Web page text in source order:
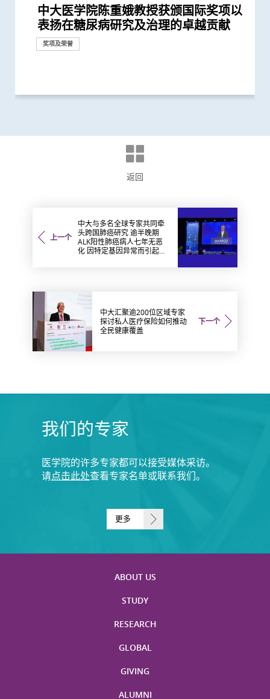
中大医学院陈重娥教授获颁国际奖项以
表扬在糖尿病研究及治理的卓越贡献
奖项及荣誉
与牛津大学十年研究合作 中大开发首
个华人糖尿预后预测模型
研究
中大医学院揭示可发酵碳水化合物饮食
介入治疗 可加强二甲双胍 metformin
预防2型糖尿病疗效
中大研究发现2型糖尿病对香港生产力
及经济造成重大损失 年轻群组影响尤
为严重
中大利用大数据成功开发机器学习模型
精准预测老年糖尿病患者未来一年罹患
严重低血糖的风险
中大领导之国际研究发现2型糖尿病患
者并发肾病及心血管疾病的代谢生物标
志物
中大研究显示现实中仅少数2型糖尿病
患者能成功透过早期减重控制血糖以至
停药
中大发现新基因标记可预测糖尿病人患
冠心病风险 凸显糖尿病精准治疗的潜
力
中大发现年轻糖尿病前期患者患糖尿病
的终生风险高达90% 心血管疾病风险增
近70%
中大研究显示持续服用RASi类药物可以
降低 2型糖尿病晚期肾病患者出现心肾
并发症的风险
中大全球首证血糖波动不稳的肥胖型糖
尿病患者有较高患癌风险 并证实接受
一类常用降血压药物的糖尿病患者患...
中大研究显示DNA端粒长度可用於预测
糖尿病患者肾功能衰退
研究
中大医学院马青云教授获亚洲糖尿病研
究协会表扬研究成就及贡献
奖项及荣誉
中大研究显示糖尿病死亡率及并发症发
生率正下降 唯年轻糖尿病患者情况未
见改善
中大研究发现「DNA端粒长度缩短」为
有效生物标记 能识别有较高心血管疾
病风险的糖尿病人
中大医学院两名杰出学者 获裘槎基金
会颁发「裘槎优秀医学科研者奖2020」
奖项及荣誉
中大研究指朋侪关顾 可减少受情绪困
扰之糖尿患者住院百分比
研究
中大发现糖尿患者患抑郁症风险为一般
人的两倍 倡以一分钟问卷及早评估糖
尿患者的精神健康状况
中大研究新模式完善中国糖尿病护理系
统
研究
中大研究显示年轻及体重正常人士亦具
罹患糖尿病风险 吁把握「黄金五年」
确诊期减并发症机会
中文大学与上海交通大学成功发现预测
中国人糖尿病的基因标记
研究
中大成立崭新 ITECH医疗科技评估平台
推动健康经济分析及价值医疗
研究
中大张源津医生成首位亚洲研究员 荣
获国际泌尿科权威奖项John K.
Lattimer 讲座奖
「赛马会年轻糖尿支援计划」为逾900
糖尿病年青患者提供连续血糖监测仪
数据显示有效管控血糖 大幅降低严...
中大开展为期四年DNA检测计划筛查
9,000名成年人士 以识别罹患早发性糖
尿病的高风险群组
中大医学院跨国合作研究成功开发针对
华人群体的「1型糖尿病基因风险评
分」工具 大幅提升糖尿病分类诊断准...
中大证NT-proBNP有助预测2型糖尿病
患者并发心血管病及肾病风险
研究
中大领导的跨国研究发现可准确预测糖
尿病病人患上心血管疾病之生物标志物
势将改写临床指引
中大医学院一期临床研究中心成立十周
年 完成逾150项早期临床试验项目 助癌
症及糖尿病患者确立新治疗药物
中大证实「医健通」健康管理功能有助
糖尿病自我管理
研究
中大成功研发新演算法预测糖尿病肾脏
病变 简单抽血即可助医生及早发现2型
糖尿病患者的肾脏问题
新计划启动 支援年轻糖尿病患者
健康推广计划
中大调查发现半数香港孕妇怀孕初期钠
摄取超标
研究
中大医学院领导国际研究显示 成人1 型
糖尿病的新症发病率较传统预期高
研究
中大研究显示空气污染地区居住者 可
安全地透过定期运动预防罹患糖尿病
研究
中大医学院联同全球糖尿病知名专家合
作四年 为《刺针》制定糖尿病多元综
合策略
中大医学院卢煜明教授荣获有「科学界
奥斯卡」之称的「科学突破奖」
奖项及荣誉
中大发现糖尿病或为感染新冠肺炎高危
因素 研究有助了解病毒致病潜在机制
研究
中大医学院与阿斯利康首度合作糖尿病
肾病研究 制订全球应对糖尿病肾病新
策略
「全球20位顶尖转化研究科学家」 中
大占二席 唯一上榜香港学府 卢煜明教
授连续第三年获选
患有多囊卵巢综合症华人女性的糖尿病
风险是非患病人士的4倍
研究
中大研究发现每6位糖尿病患者有1位出
现肾功能急剧下降
研究
莫树锦教授获欧洲肿瘤学会颁发「终身
成就奖」全球第一人将晚期肺癌治疗
「个人化」 被誉为「肿瘤学传奇」
陈家亮教授成首位华人获颁「美国肠胃
科医学院国际领袖大奖」
奖项及荣誉
中大肿瘤学系获国际肺癌研究协会颁发
「杰出癌症关顾团队」奖项
奖项及荣誉
中大卢煜明教授再度获选「全球20位顶
尖转化研究科学家」
奖项及荣誉
中大两研究获国家科学技术奖励
奖项及荣誉
中大研究获世界顶尖医学期刊推崇
奖项及荣誉
中大医学院两教授齐获「药明康德生命
化学研究奖」
奖项及荣誉
中大建议所有孕妇作口服葡萄糖耐量测
试 全港两成孕妇患妊娠糖尿 研究发现
其子女糖尿病风险为同龄儿童3倍
中大卢煜明教授获颁首届「未来科学大
奖」 从事产前检测研究逾廿载 「科
学是我生命中不可分割的一部分」
中大教授成为全球首位华人获颁「世界
中风组织主席中风贡献奖」 全球首创
「脉磁激法」助中风患者复修脑部功...
中大卢煜明教授荣获被喻为诺贝尔奖预
测指标的「汤森路透引文桂冠奖」
奖项及荣誉
中大卢煜明教授荣获有「中国诺贝尔」
之称的「未来科学大奖－生命科学奖」
奖项及荣誉
中大研究发现每5名糖尿病患者中 1人
因脂肪肝引致严重肝纤维化或肝硬化
研究
中大蓝辉耀教授慢性肾病研究获颁中华
医学科技奖一等奖
奖项及荣誉
中大卢煜明教授成世界首位华人获美国
临床化学协会Wallace H. Coulter讲学
奖
中大医学院李子芬教授荣膺美国护理科
学院院士
奖项及荣誉
中大医科生勇夺英国文化协会「科学一
叮」比赛香港区冠军 将赴英出战国际
总决赛
卢煜明教授获国际奖项 表扬其在个人
化医学领域上杰出成就
奖项及荣誉
中大研究发现囊性纤维化与糖尿病关连
的原因
研究
中大研究指六成糖尿病患者睡眠质素欠
佳 中医耳穴疗法有助改善睡眠质素及
控制血糖
中大四科研项目荣获国家教育部高等学
校科学研究优秀成果奖 为本港院校之
冠
中大成功研发全自动化视网膜图像分析
系统 有助糖尿病患者预防中风
研究
返回
上一个
中大与多名全球专家共同牵
头跨国肺癌研究 逾半晚期
ALK阳性肺癌病人七年无恶
化 因特定基因异常而引起的
下一个
中大汇聚逾200位区域专家
探讨私人医疗保险如何推动
全民健康覆盖
我们的专家
医学院的许多专家都可以接受媒体采访。
请点击此处查看专家名单或联系我们。
更多
ABOUT US
STUDY
RESEARCH
GLOBAL
GIVING
ALUMNI